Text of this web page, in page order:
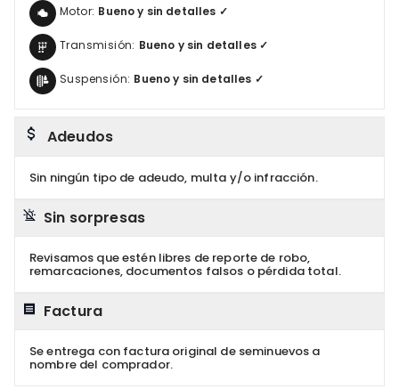
Motor: Bueno y sin detalles ✓
Transmisión: Bueno y sin detalles ✓
Suspensión: Bueno y sin detalles ✓
Adeudos
Sin ningún tipo de adeudo, multa y/o infracción.
Sin sorpresas
Revisamos que estén libres de reporte de robo,
remarcaciones, documentos falsos o pérdida total.
Factura
Se entrega con factura original de seminuevos a
nombre del comprador.